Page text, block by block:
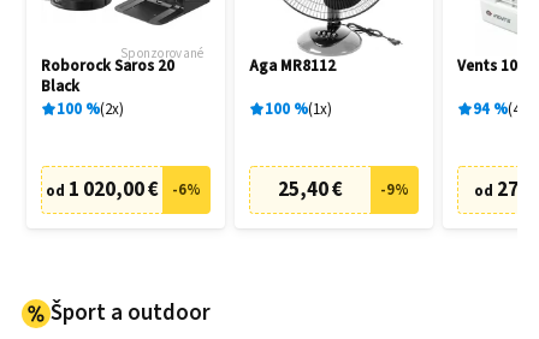
Sponzorované
Roborock Saros 20
Black
100% 2x
od 1 020,00 € -6%
Aga MR8112
100% 1x
25,40 € -9%
Vents 100
94% 4
od
Šport a outdoor